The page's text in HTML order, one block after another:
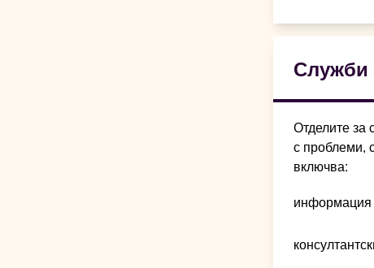
Служби
Отделите за
с проблеми,
включва:
информация